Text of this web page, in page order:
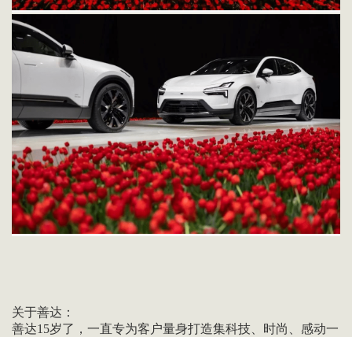
关于善达：
善达15岁了，一直专为客户量身打造集科技、时尚、感动一